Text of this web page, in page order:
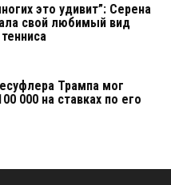
это удивит”: Серена
свой любимый вид
Трампа мог
000 на ставках по его